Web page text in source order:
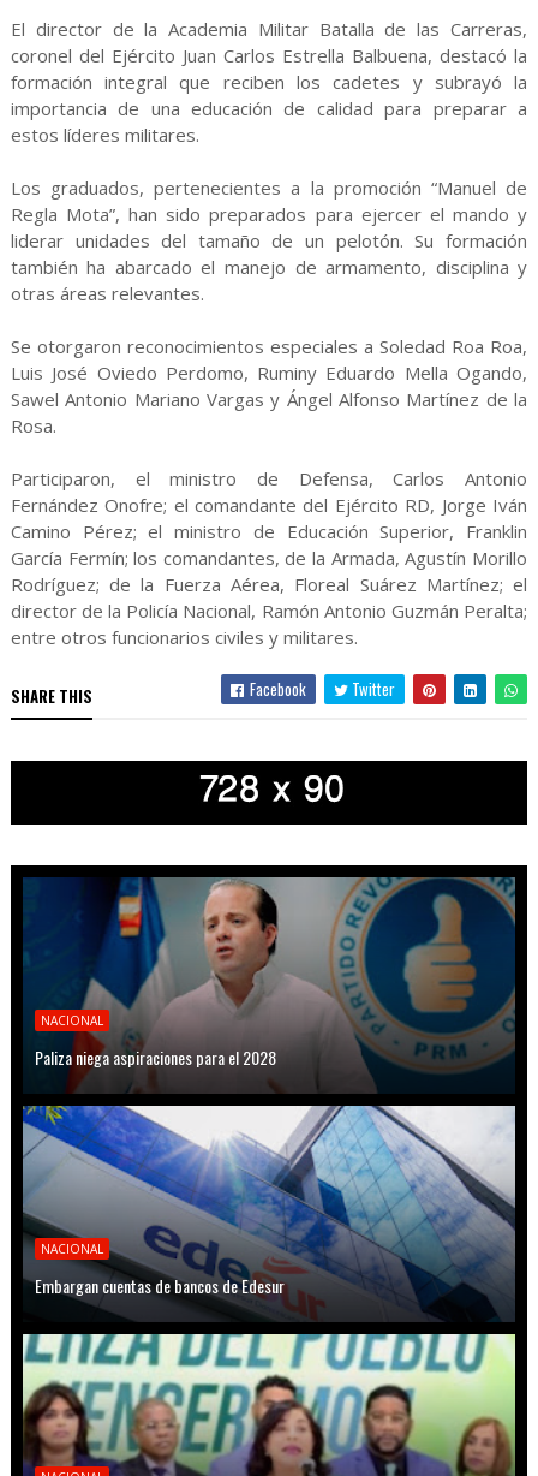
El director de la Academia Militar Batalla de las Carreras,
coronel del Ejército Juan Carlos Estrella Balbuena, destacó la
formación integral que reciben los cadetes y subrayó la
importancia de una educación de calidad para preparar a
estos líderes militares.
Los graduados, pertenecientes a la promoción “Manuel de
Regla Mota”, han sido preparados para ejercer el mando y
liderar unidades del tamaño de un pelotón. Su formación
también ha abarcado el manejo de armamento, disciplina y
otras áreas relevantes.
Se otorgaron reconocimientos especiales a Soledad Roa Roa,
Luis José Oviedo Perdomo, Ruminy Eduardo Mella Ogando,
Sawel Antonio Mariano Vargas y Ángel Alfonso Martínez de la
Rosa.
Participaron, el ministro de Defensa, Carlos Antonio
Fernández Onofre; el comandante del Ejército RD, Jorge Iván
Camino Pérez; el ministro de Educación Superior, Franklin
García Fermín; los comandantes, de la Armada, Agustín Morillo
Rodríguez; de la Fuerza Aérea, Floreal Suárez Martínez; el
director de la Policía Nacional, Ramón Antonio Guzmán Peralta;
entre otros funcionarios civiles y militares.
SHARE THIS Facebook Twitter
NACIONAL
Paliza niega aspiraciones para el 2028
NACIONAL
Embargan cuentas de bancos de Edesur